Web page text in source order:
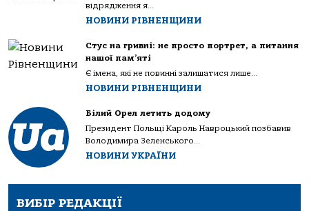
відрядження я...
НОВИНИ РІВНЕНЩИНИ
Стус на гривні: не просто портрет, а питання
нашої пам’яті
Є імена, які не повинні залишатися лише...
НОВИНИ РІВНЕНЩИНИ
Білий Орел летить додому
Президент Польщі Кароль Навроцький позбавив
Володимира Зеленського...
НОВИНИ УКРАЇНИ
ВИБІР РЕДАКЦІЇ